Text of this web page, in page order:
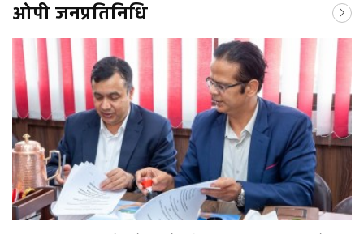
ओपी जनप्रतिनिधि